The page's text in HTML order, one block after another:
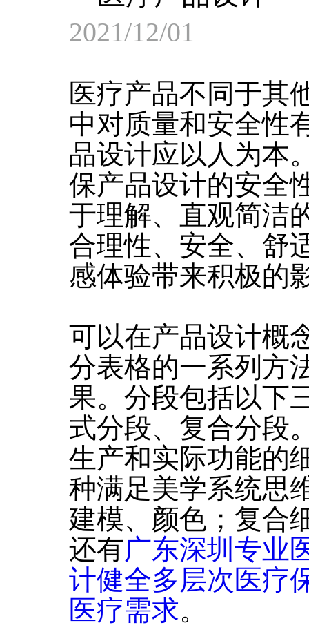
2021/12/01
医疗产品不同于其
中对质量和安全性
品设计应以人为本
保产品设计的安全
于理解、直观简洁
合理性、安全、舒
感体验带来积极的
可以在产品设计概
分表格的一系列方
果。分段包括以下
式分段、复合分段
生产和实际功能的
种满足美学系统思
建模、颜色；复合
还有广东深圳专业
计健全多层次医疗
医疗需求。